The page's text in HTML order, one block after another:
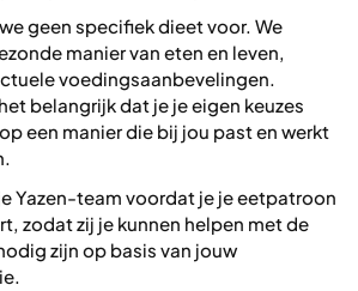
geen specifiek dieet voor. We
manier van eten en leven,
voedingsaanbevelingen.
belangrijk dat je je eigen keuzes
een manier die bij jou past en werkt
Yazen-team voordat je je eetpatroon
zodat zij je kunnen helpen met de
zijn op basis van jouw